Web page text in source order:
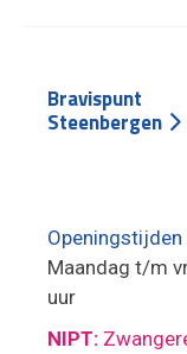
Bravispunt
Steenbergen
Openingstijden
Maandag t/m
uur
NIPT: